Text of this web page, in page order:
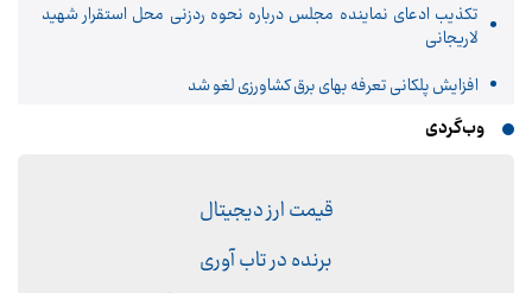
تکذیب ادعای نماینده مجلس درباره نحوه ردزنی محل استقرار شهید
لاریجانی
افزایش پلکانی تعرفه بهای برق کشاورزی لغو شد
وب‌گردی
قیمت ارز دیجیتال
برنده در تاب آوری